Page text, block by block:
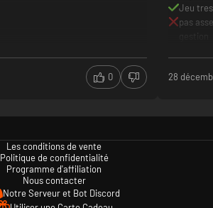
0
Jeu
pas
28
Les conditions de vente
Politique de confidentialité
Programme d'affiliation
Nous contacter
Notre Serveur et Bot Discord